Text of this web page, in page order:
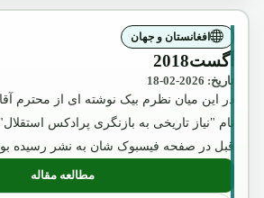
افغانستان و جهان
آگست2018
تاریخ: 2026-02-18
در این میان نظرم بیک نوشته ای از محترم
نام "نیاز تاریخی به بازنگری پرادکس
قبل در صفحه فیسبوک شان به نشر رسیده
مطالعه مقاله
: آگست2018